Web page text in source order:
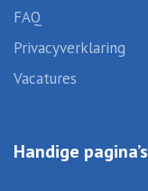
FAQ
Privacyverklaring
Vacatures
Handige pagina’s